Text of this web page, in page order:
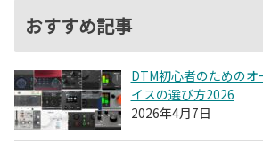
おすすめ記事
DTM初心者のためのオ
イスの選び方2026
2026年4月7日